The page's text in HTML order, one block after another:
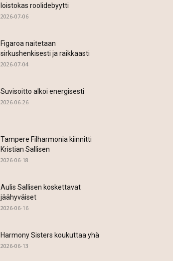
loistokas roolidebyytti
2026-07-06
Figaroa naitetaan
sirkushenkisesti ja raikkaasti
2026-07-04
Suvisoitto alkoi energisesti
2026-06-26
Tampere Filharmonia kiinnitti
Kristian Sallisen
2026-06-18
Aulis Sallisen koskettavat
jäähyväiset
2026-06-16
Harmony Sisters koukuttaa yhä
2026-06-13